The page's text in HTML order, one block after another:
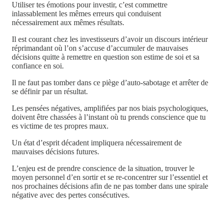
Utiliser tes émotions pour investir, c’est commettre
inlassablement les mêmes erreurs qui conduisent
nécessairement aux mêmes résultats.
Il est courant chez les investisseurs d’avoir un discours intérieur
réprimandant où l’on s’accuse d’accumuler de mauvaises
décisions quitte à remettre en question son estime de soi et sa
confiance en soi.
Il ne faut pas tomber dans ce piège d’auto-sabotage et arrêter de
se définir par un résultat.
Les pensées négatives, amplifiées par nos biais psychologiques,
doivent être chassées à l’instant où tu prends conscience que tu
es victime de tes propres maux.
Un état d’esprit décadent impliquera nécessairement de
mauvaises décisions futures.
L’enjeu est de prendre conscience de la situation, trouver le
moyen personnel d’en sortir et se re-concentrer sur l’essentiel et
nos prochaines décisions afin de ne pas tomber dans une spirale
négative avec des pertes consécutives.